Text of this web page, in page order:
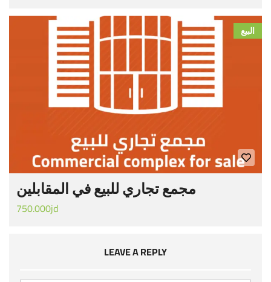
البيع
مجمع تجاري للبيع في المقابلين
750.000jd
LEAVE A REPLY